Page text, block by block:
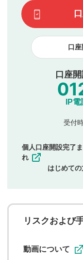
です）
てはお答えできま
て結果のご連絡と
下記の項目に該当
見合わせる場合が
本動画コン
他者への誹
公序良俗
氏名、住
他のサイ
他者の権
その他当社
一度投稿した評
ことを承諾したも
に関する著作者人
用者が投稿したコ
ることがあります。
口
口座
IP
受付
個人口座開設完了
れ
はじめて
リスクおよび
動画について